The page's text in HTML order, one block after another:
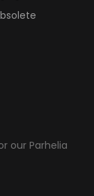
our Parhelia